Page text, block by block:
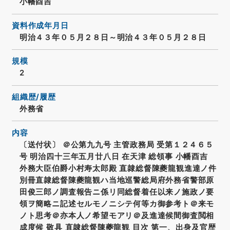
資料作成年月日
明治４３年０５月２８日～明治４３年０５月２８日
規模
2
組織歴/履歴
外務省
内容
〔送付状〕 ＠公第九九号 主管政務局 受第１２４６５
号 明治四十三年五月廿八日 在天津 総領事 小幡酉吉
外務大臣伯爵小村寿太郎殿 直隷総督陳夔龍観進達ノ件
別冊直隷総督陳夔龍観ハ当地巡警総局府外務省警部原
田俊三郎ノ調査報告ニ係リ同総督着任以来ノ施政ノ要
領ヲ簡略ニ記述セルモノニシテ何等カ御参考ト＠来モ
ノト思考＠亦本人ノ希望モアリ＠及進達候間御査閲相
成度候 敬具 直隷総督陳夔龍観 目次 第一、出身及官歴